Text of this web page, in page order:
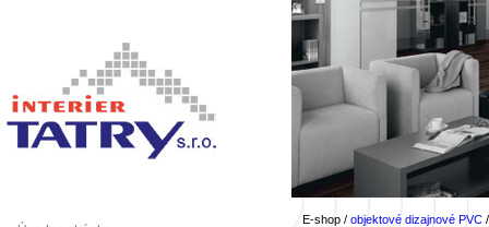
E-shop / objektové dizajnové PVC